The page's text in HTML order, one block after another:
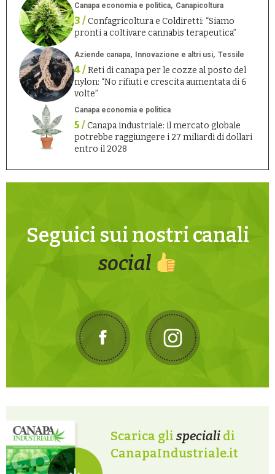
Canapa economia e politica Canapicoltura
3 /Confagricoltura e Coldiretti: “Siamo
pronti a coltivare cannabis terapeutica”
Aziende canapa Innovazione e altri usi Tessile
4 /Reti di canapa per le cozze al posto del
nylon: “No rifiuti e crescita aumentata di 6
volte”
Canapa economia e politica
5 /Canapa industriale: il mercato globale
potrebbe raggiungere i 27 miliardi di dollari
entro il 2028
Seguici sui nostri canali
social
Scarica gli speciali di
CanapaIndustriale.it